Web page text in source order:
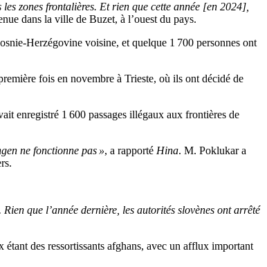
zones frontalières. Et rien que cette année [en 2024],
dans la ville de Buzet, à l’ouest du pays.
Herzégovine voisine, et quelque 1 700 personnes ont
fois en novembre à Trieste, où ils ont décidé de
enregistré 1 600 passages illégaux aux frontières de
ne fonctionne pas », a rapporté Hina. M. Poklukar a
que l’année dernière, les autorités slovènes ont arrêté
des ressortissants afghans, avec un afflux important